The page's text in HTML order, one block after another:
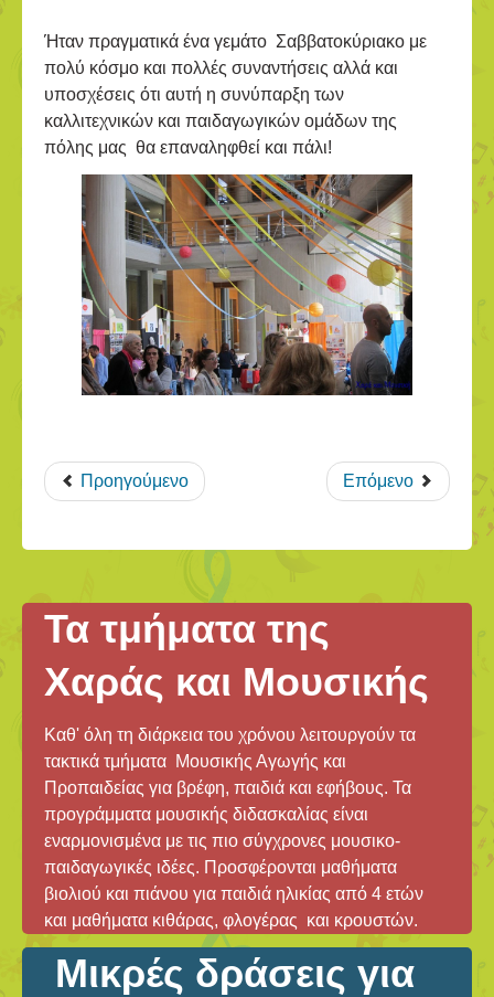
Ήταν πραγματικά ένα γεμάτο Σαββατοκύριακο με
πολύ κόσμο και πολλές συναντήσεις αλλά και
υποσχέσεις ότι αυτή η συνύπαρξη των
καλλιτεχνικών και παιδαγωγικών ομάδων της
πόλης μας θα επαναληφθεί και πάλι!
Προηγούμενο Επόμενο
Τα τμήματα της
Χαράς και Μουσικής
Καθ' όλη τη διάρκεια του χρόνου λειτουργούν τα
τακτικά τμήματα Μουσικής Αγωγής και
Προπαιδείας για βρέφη, παιδιά και εφήβους. Τα
προγράμματα μουσικής διδασκαλίας είναι
εναρμονισμένα με τις πιο σύγχρονες μουσικο-
παιδαγωγικές ιδέες. Προσφέρονται μαθήματα
βιολιού και πιάνου για παιδιά ηλικίας από 4 ετών
και μαθήματα κιθάρας, φλογέρας και κρουστών.
Μικρές δράσεις για